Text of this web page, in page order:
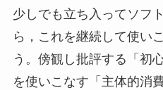
少しでも立ち入ってソフ
ら，これを継続して使い
う。傍観し批評する「初
を使いこなす「主体的消